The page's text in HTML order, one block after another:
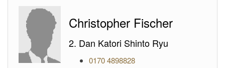
Christopher Fischer
2. Dan Katori Shinto Ryu
0170 4898828